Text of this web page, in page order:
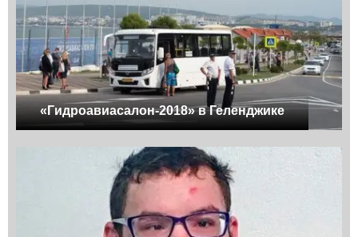
«Гидроавиасалон-2018» в Геленджике